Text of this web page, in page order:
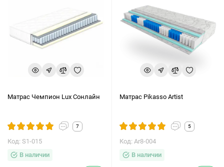
Матрас Чемпион Lux Сонлайн
7
Код: S1-015
В наличии
Матрас Pikasso Artist
5
Код: Ar8-004
В наличии